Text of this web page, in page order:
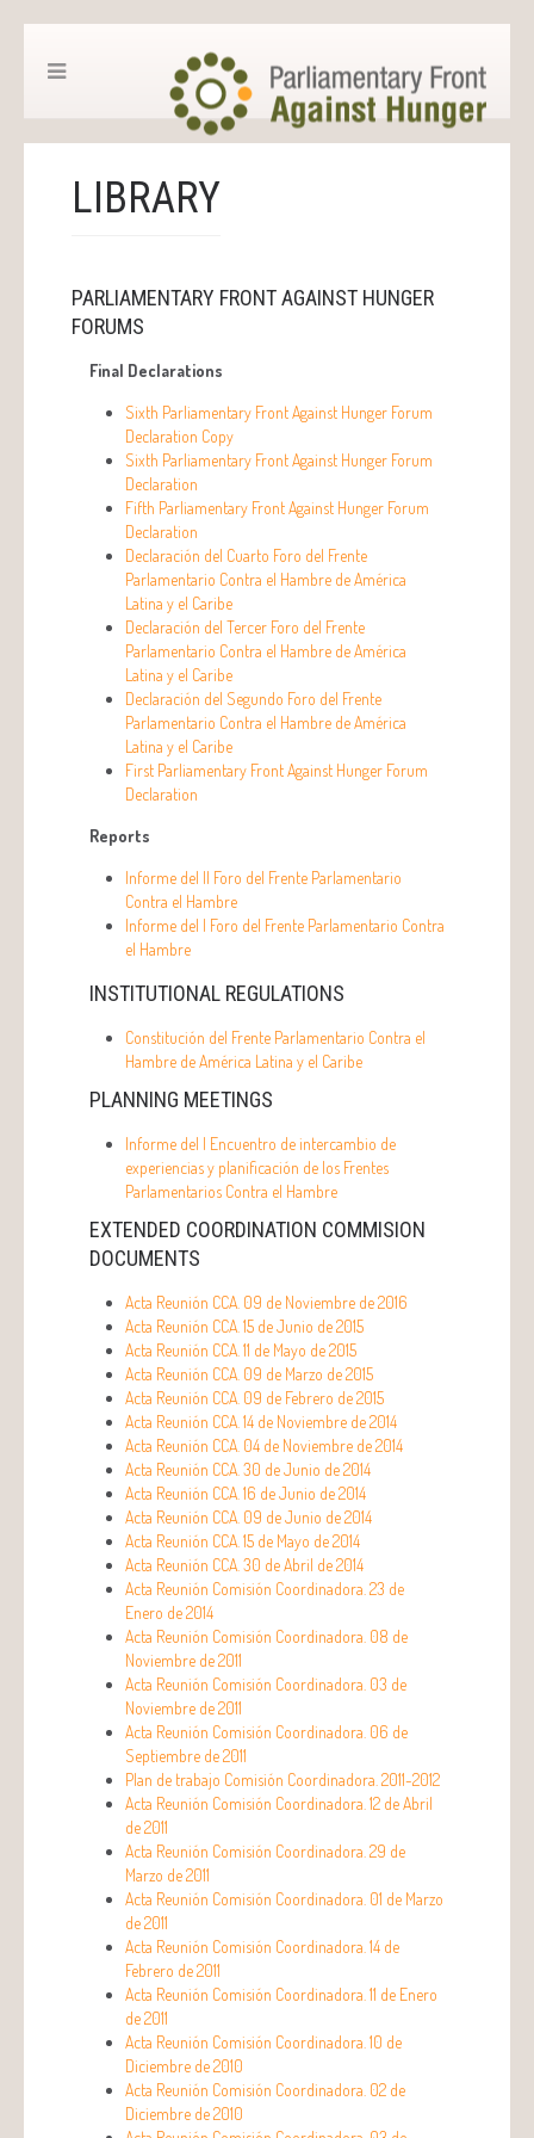
LIBRARY
PARLIAMENTARY FRONT AGAINST HUNGER
FORUMS
Final Declarations
Sixth Parliamentary Front Against Hunger Forum
Declaration Copy
Sixth Parliamentary Front Against Hunger Forum
Declaration
Fifth Parliamentary Front Against Hunger Forum
Declaration
Declaración del Cuarto Foro del Frente
Parlamentario Contra el Hambre de América
Latina y el Caribe
Declaración del Tercer Foro del Frente
Parlamentario Contra el Hambre de América
Latina y el Caribe
Declaración del Segundo Foro del Frente
Parlamentario Contra el Hambre de América
Latina y el Caribe
First Parliamentary Front Against Hunger Forum
Declaration
Reports
Informe del II Foro del Frente Parlamentario
Contra el Hambre
Informe del I Foro del Frente Parlamentario Contra
el Hambre
INSTITUTIONAL REGULATIONS
Constitución del Frente Parlamentario Contra el
Hambre de América Latina y el Caribe
PLANNING MEETINGS
Informe del I Encuentro de intercambio de
experiencias y planificación de los Frentes
Parlamentarios Contra el Hambre
EXTENDED COORDINATION COMMISION
DOCUMENTS
Acta Reunión CCA. 09 de Noviembre de 2016
Acta Reunión CCA. 15 de Junio de 2015
Acta Reunión CCA. 11 de Mayo de 2015
Acta Reunión CCA. 09 de Marzo de 2015
Acta Reunión CCA. 09 de Febrero de 2015
Acta Reunión CCA. 14 de Noviembre de 2014
Acta Reunión CCA. 04 de Noviembre de 2014
Acta Reunión CCA. 30 de Junio de 2014
Acta Reunión CCA. 16 de Junio de 2014
Acta Reunión CCA. 09 de Junio de 2014
Acta Reunión CCA. 15 de Mayo de 2014
Acta Reunión CCA. 30 de Abril de 2014
Acta Reunión Comisión Coordinadora. 23 de
Enero de 2014
Acta Reunión Comisión Coordinadora. 08 de
Noviembre de 2011
Acta Reunión Comisión Coordinadora. 03 de
Noviembre de 2011
Acta Reunión Comisión Coordinadora. 06 de
Septiembre de 2011
Plan de trabajo Comisión Coordinadora. 2011-2012
Acta Reunión Comisión Coordinadora. 12 de Abril
de 2011
Acta Reunión Comisión Coordinadora. 29 de
Marzo de 2011
Acta Reunión Comisión Coordinadora. 01 de Marzo
de 2011
Acta Reunión Comisión Coordinadora. 14 de
Febrero de 2011
Acta Reunión Comisión Coordinadora. 11 de Enero
de 2011
Acta Reunión Comisión Coordinadora. 10 de
Diciembre de 2010
Acta Reunión Comisión Coordinadora. 02 de
Diciembre de 2010